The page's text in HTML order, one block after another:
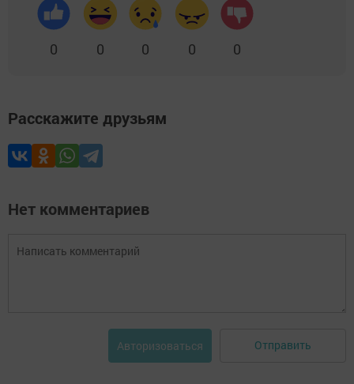
0 0 0 0 0
Расскажите друзьям
Нет комментариев
Авторизоваться Отправить